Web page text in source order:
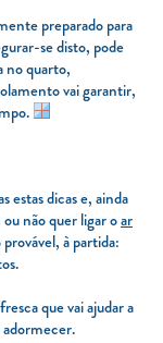
preparado para
se disto, pode
no quarto,
vai garantir,
estas dicas e, ainda
não quer ligar oar
à partida:
que vai ajudar a
adormecer.